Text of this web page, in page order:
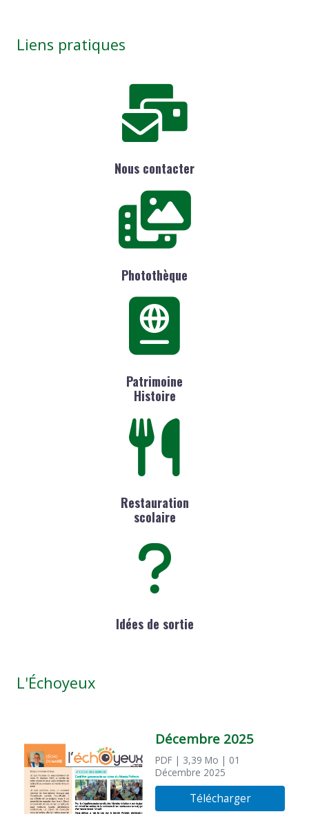
Liens pratiques
Nous contacter
Photothèque
Patrimoine
Histoire
Restauration
scolaire
Idées de sortie
L'Échoyeux
Décembre 2025
PDF | 3,39 Mo | 01
Décembre 2025
Télécharger